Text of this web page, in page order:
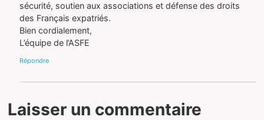
sécurité, soutien aux associations et défense des droits
des Français expatriés.
Bien cordialement,
L’équipe de l’ASFE
Répondre
Laisser un commentaire